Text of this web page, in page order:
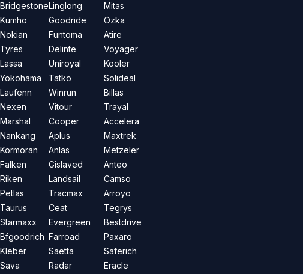
Bridgestone
Kumho
Nokian
Tyres
Lassa
Yokohama
Laufenn
Nexen
Marshal
Nankang
Kormoran
Falken
Riken
Petlas
Taurus
Starmaxx
Bfgoodrich
Kleber
Sava
Linglong
Goodride
Funtoma
Delinte
Uniroyal
Tatko
Winrun
Vitour
Cooper
Aplus
Anlas
Gislaved
Landsail
Tracmax
Ceat
Evergreen
Farroad
Saetta
Radar
Mitas
Özka
Atire
Voyager
Kooler
Solideal
Billas
Trayal
Accelera
Maxtrek
Metzeler
Anteo
Camso
Arroyo
Tegrys
Bestdrive
Paxaro
Saferich
Eracle